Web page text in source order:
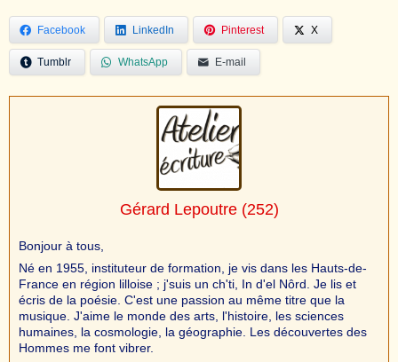
Facebook LinkedIn Pinterest X
Tumblr WhatsApp E-mail
Gérard Lepoutre(252)
Bonjour à tous,
Né en 1955, instituteur de formation, je vis dans les Hauts-de-
France en région lilloise ; j'suis un ch'ti, In d'el Nôrd. Je lis et
écris de la poésie. C'est une passion au même titre que la
musique. J'aime le monde des arts, l'histoire, les sciences
humaines, la cosmologie, la géographie. Les découvertes des
Hommes me font vibrer.